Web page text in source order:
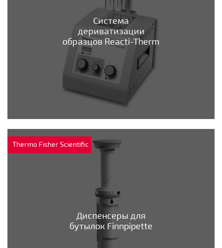
Система
дериватизации
образцов Reacti-Therm
Thermo Fisher Scientific
Диспенсеры для
бутылок Finnpipette